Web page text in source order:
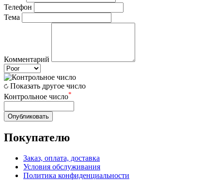
Телефон
Тема
Комментарий
Показать другое число
Контрольное число*
Опубликовать
Покупателю
Заказ, оплата, доставка
Условия обслуживания
Политика конфиденциальности